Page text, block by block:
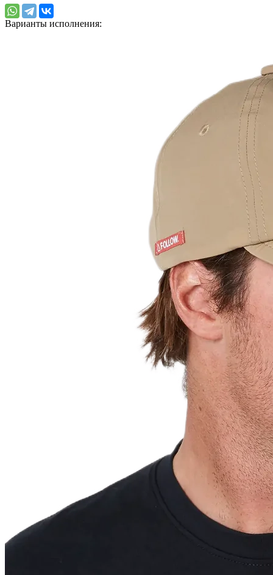
Варианты исполнения: